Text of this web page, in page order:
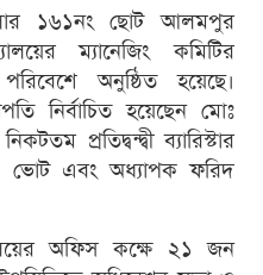
১৬১নং ছোট আলমপুর
ম্যানেজিং কমিটির
অনুষ্ঠিত হয়েছে।
নির্বাচিত হয়েছেন মোঃ
প্রতিদ্বন্দ্বী ব্যারিস্টার
ভোট এবং অধ্যাপক ফরিদ
অফিস কক্ষে ২১ জন